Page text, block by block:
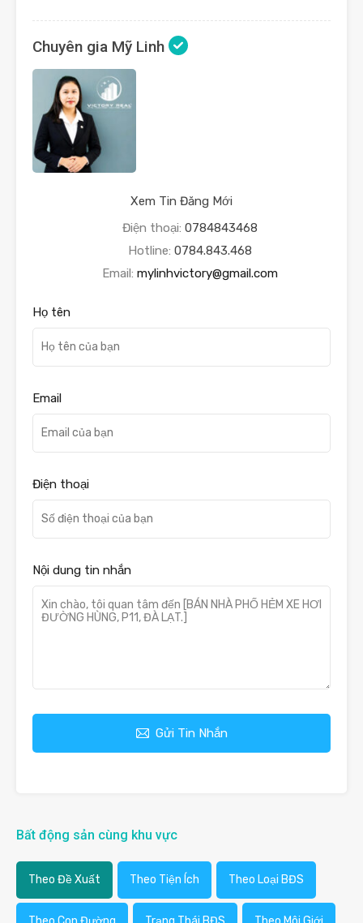
Chuyên gia Mỹ Linh
Xem Tin Đăng Mới
Điện thoại: 0784843468
Hotline: 0784.843.468
Email: mylinhvictory@gmail.com
Họ tên
Email
Điện thoại
Nội dung tin nhắn
Gửi Tin Nhắn
Bất động sản cùng khu vực
Theo Đề Xuất Theo Tiện Ích Theo Loại BĐS